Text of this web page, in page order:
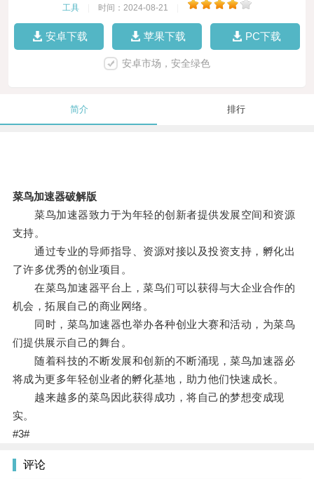
工具 时间：2024-08-21
安卓下载 苹果下载 PC下载
安卓市场，安全绿色
简介 排行
菜鸟加速器破解版
菜鸟加速器致力于为年轻的创新者提供发展空间和资源
支持。
通过专业的导师指导、资源对接以及投资支持，孵化出
了许多优秀的创业项目。
在菜鸟加速器平台上，菜鸟们可以获得与大企业合作的
机会，拓展自己的商业网络。
同时，菜鸟加速器也举办各种创业大赛和活动，为菜鸟
们提供展示自己的舞台。
随着科技的不断发展和创新的不断涌现，菜鸟加速器必
将成为更多年轻创业者的孵化基地，助力他们快速成长。
越来越多的菜鸟因此获得成功，将自己的梦想变成现
实。
#3#
评论